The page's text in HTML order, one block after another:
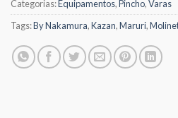
Categorias:Equipamentos,Pincho,Varas
Tags:By Nakamura,Kazan,Maruri,